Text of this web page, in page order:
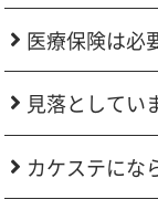
医療保険は必
見落としてい
カケステにな